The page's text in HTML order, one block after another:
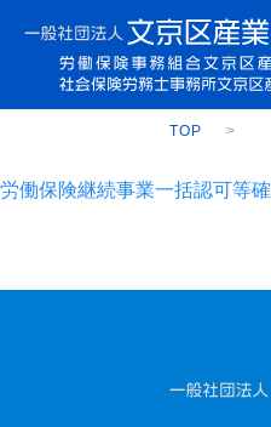
TOP
労働保険継続事業一括認可等